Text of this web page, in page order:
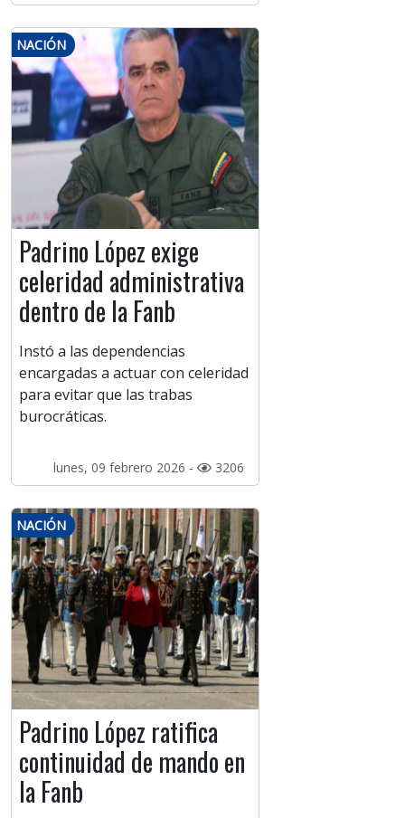
NACIÓN
Padrino López exige
celeridad administrativa
dentro de la Fanb
Instó a las dependencias
encargadas a actuar con celeridad
para evitar que las trabas
burocráticas.
lunes, 09 febrero 2026 - 3206
NACIÓN
Padrino López ratifica
continuidad de mando en
la Fanb